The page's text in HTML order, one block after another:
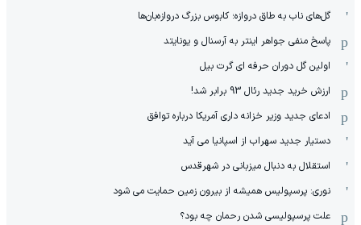
گل‌های ناب به طاق دروازه؛ کابوس بزرگ دروازه‌بان‌ها
پاسخ منفی جواهر اینتر به آرسنال و یونایتد
اولین گل دوران حرفه ای گرت بیل
ارزش خرید جدید رئال 93 برابر شد!
ادعای جدید وزیر خزانه داری آمریکا درباره توافق
دستیار جدید سهراب از اسپانیا می آید
استقلال به دنبال میزبانی در شهرقدس
نوری: پرسپولیس همیشه از بیرون زمین حمایت می شود
علت پرسپولیسی شدن رحمان چه بود؟